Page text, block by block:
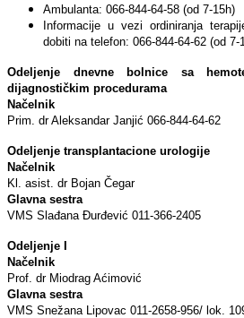
Ambulanta: 066-844-64-58 (od 7-15h)
Informacije u vezi ordiniranja
dobiti na telefon: 066-844-64-62 (od 7-
Odeljenje dnevne bolnice sa
dijagnostičkim procedurama
Načelnik
Prim. dr Aleksandar Janjić 066-844-64-62
Odeljenje transplantacione urologije
Načelnik
Kl. asist. dr Bojan
Glavna sestra
VMS Slađana Đurđević 011-366-2405
Odeljenje I
Načelnik
Prof. dr Miodrag
Glavna sestra
VMS Snežana Lipovac 011-2658-956/ lok.